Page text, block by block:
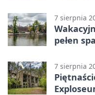
7 sierpnia
pełen
7 sierpnia